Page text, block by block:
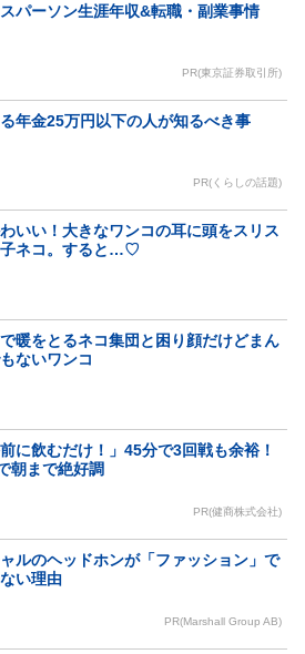
パーソン生涯年収&転職・副業事情
PR(東京証券取引所)
年金25万円以下の人が知るべき事
PR(くらしの話題)
いい！大きなワンコの耳に頭をスリス
子ネコ。すると…♡
暖をとるネコ集団と困り顔だけどまん
ないワンコ
前に飲むだけ！」45分で3回戦も余裕！
朝まで絶好調
PR(健商株式会社)
ルのヘッドホンが「ファッション」で
い理由
PR(Marshall Group AB)